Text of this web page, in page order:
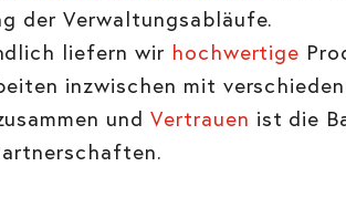
der Verwaltungsabläufe.
liefern wir hochwertige
inzwischen mit
undVertrauen ist die